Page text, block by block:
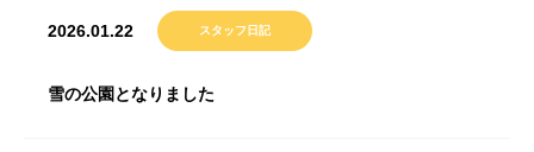
2026.01.22 スタッフ日記
雪の公園となりました